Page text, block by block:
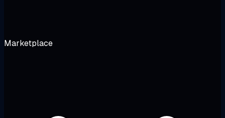
Marketplace